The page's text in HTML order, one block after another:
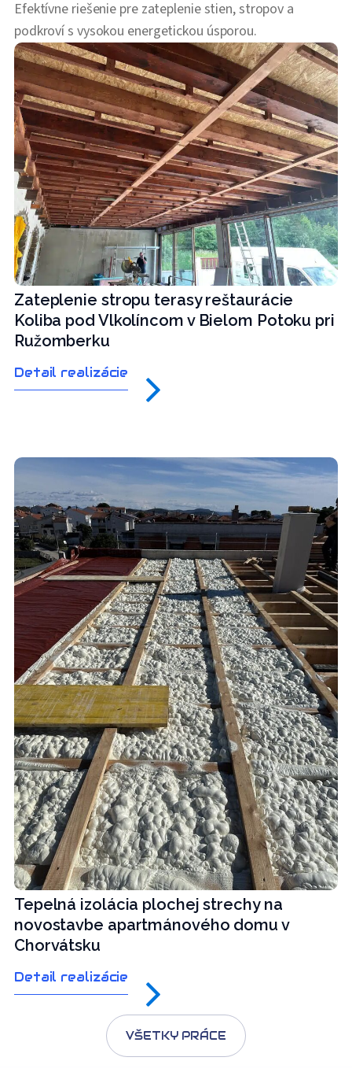
Efektívne riešenie pre zateplenie stien, stropov a
podkroví s vysokou energetickou úsporou.
Zateplenie stropu terasy reštaurácie
Koliba pod Vlkolíncom v Bielom Potoku pri
Ružomberku
Detail realizácie
Tepelná izolácia plochej strechy na
novostavbe apartmánového domu v
Chorvátsku
Detail realizácie
VŠETKY PRÁCE